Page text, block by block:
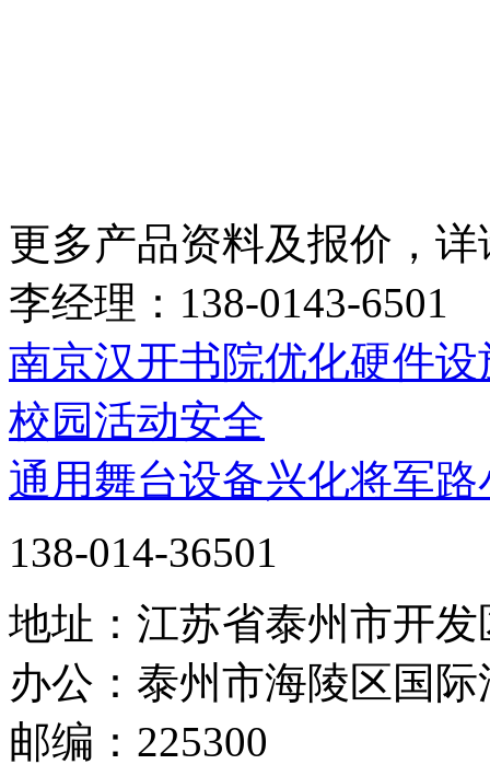
更多产品资料及报价，
李经理：138-0143-6501
南京汉开书院优化硬件
校园活动安全
通用舞台设备兴化将军
138-014-36501
地址：江苏省泰州市开
办公：泰州市海陵区国
邮编：225300